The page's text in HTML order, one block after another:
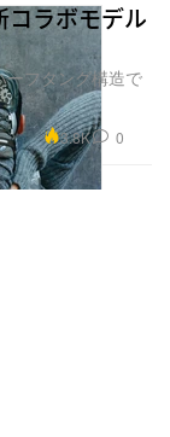
ラボモデル
ーフタング構造で
3.8K 0